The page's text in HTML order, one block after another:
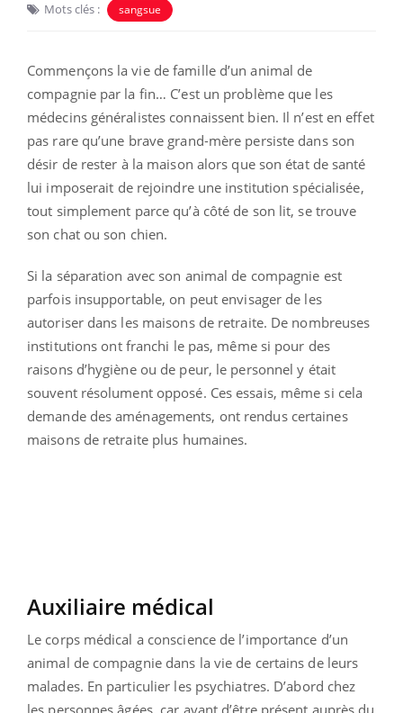
Mots clés : sangsue
Commençons la vie de famille d’un animal de
compagnie par la fin… C’est un problème que les
médecins généralistes connaissent bien. Il n’est en effet
pas rare qu’une brave grand-mère persiste dans son
désir de rester à la maison alors que son état de santé
lui imposerait de rejoindre une institution spécialisée,
tout simplement parce qu’à côté de son lit, se trouve
son chat ou son chien.
Si la séparation avec son animal de compagnie est
parfois insupportable, on peut envisager de les
autoriser dans les maisons de retraite. De nombreuses
institutions ont franchi le pas, même si pour des
raisons d’hygiène ou de peur, le personnel y était
souvent résolument opposé. Ces essais, même si cela
demande des aménagements, ont rendus certaines
maisons de retraite plus humaines.
Auxiliaire médical
Le corps médical a conscience de l’importance d’un
animal de compagnie dans la vie de certains de leurs
malades. En particulier les psychiatres. D’abord chez